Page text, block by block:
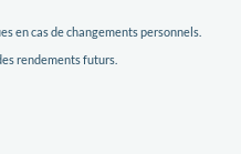
en cas de changements personnels.
rendements futurs.